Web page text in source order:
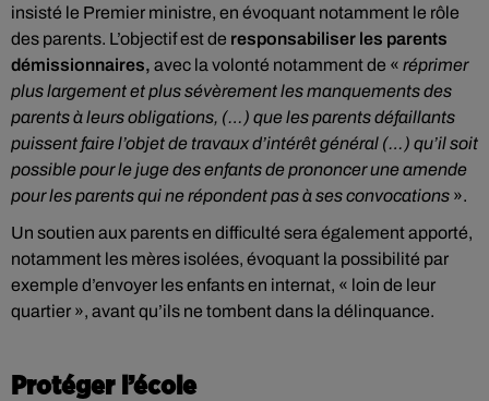
insisté le Premier ministre, en évoquant notamment le rôle
des parents. L’objectif est de responsabiliser les parents
démissionnaires, avec la volonté notamment de « réprimer
plus largement et plus sévèrement les manquements des
parents à leurs obligations, (…) que les parents défaillants
puissent faire l’objet de travaux d’intérêt général (…) qu’il soit
possible pour le juge des enfants de prononcer une amende
pour les parents qui ne répondent pas à ses convocations ».
Un soutien aux parents en difficulté sera également apporté,
notamment les mères isolées, évoquant la possibilité par
exemple d’envoyer les enfants en internat, « loin de leur
quartier », avant qu’ils ne tombent dans la délinquance.
Protéger l’école